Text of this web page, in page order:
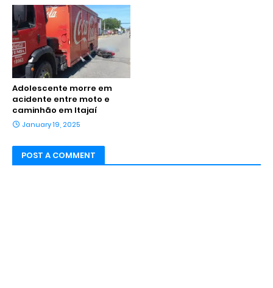
Adolescente morre em
acidente entre moto e
caminhão em Itajaí
January 19, 2025
POST A COMMENT